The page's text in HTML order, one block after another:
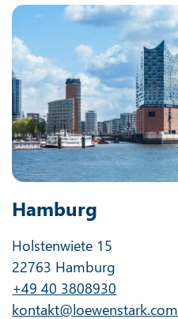
Hamburg
Holstenwiete 15
22763 Hamburg
+49 40 3808930
kontakt@loewenstark.com